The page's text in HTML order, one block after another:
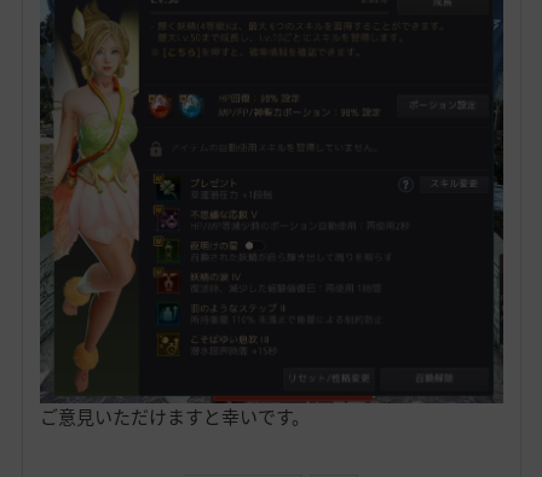
ご意見いただけますと幸いです。